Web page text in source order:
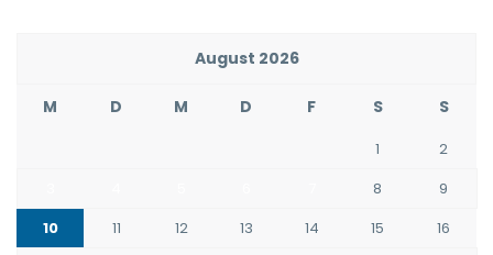
August 2026
M D M D F S S
1
2
8
9
10
11 12 13 14 15
16